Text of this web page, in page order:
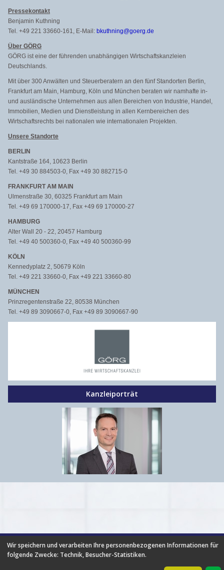
Pressekontakt
Benjamin Kuthning
Tel. +49 221 33660-161, E-Mail: bkuthning@goerg.de
Über GÖRG
GÖRG ist eine der führenden unabhängigen Wirtschaftskanzleien
Deutschlands.
Mit über 300 Anwälten und Steuerberatern an den fünf Standorten Berlin,
Frankfurt am Main, Hamburg, Köln und München beraten wir namhafte in-
und ausländische Unternehmen aus allen Bereichen von Industrie, Handel,
Immobilien, Medien und Dienstleistung in allen Kernbereichen des
Wirtschaftsrechts bei nationalen wie internationalen Projekten.
Unsere Standorte
BERLIN
Kantstraße 164, 10623 Berlin
Tel. +49 30 884503-0, Fax +49 30 882715-0
FRANKFURT AM MAIN
Ulmenstraße 30, 60325 Frankfurt am Main
Tel. +49 69 170000-17, Fax +49 69 170000-27
HAMBURG
Alter Wall 20 - 22, 20457 Hamburg
Tel. +49 40 500360-0, Fax +49 40 500360-99
KÖLN
Kennedyplatz 2, 50679 Köln
Tel. +49 221 33660-0, Fax +49 221 33660-80
MÜNCHEN
Prinzregentenstraße 22, 80538 München
Tel. +49 89 3090667-0, Fax +49 89 3090667-90
Kanzleiporträt
HILFE | FAQ | AGB | NUTZUNGSBEDINGUNGEN
|
DATENSCHUTZ
| ÜBER UNS | NEUIGKEITEN
Wir speichern und verarbeiten Ihre personenbezogenen Informationen für
folgende Zwecke: Technik, Besucher-Statistiken.